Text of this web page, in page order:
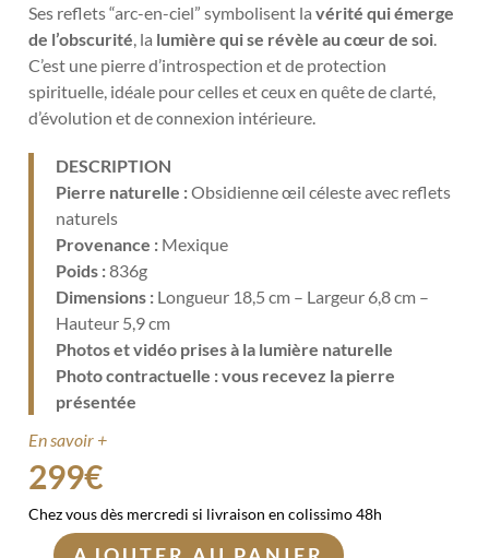
Ses reflets “arc-en-ciel” symbolisent lavérité qui émerge
de l’obscurité, la lumière qui se révèle au cœur de soi.
C’est une pierre d’introspection et de protection
spirituelle, idéale pour celles et ceux en quête de clarté,
d’évolution et de connexion intérieure.
DESCRIPTION
Pierre naturelle :Obsidienne œil céleste avec reflets
naturels
Provenance : Mexique
Poids :836g
Dimensions : Longueur 18,5 cm – Largeur 6,8 cm –
Hauteur 5,9 cm
Photos et vidéo prises à la lumière naturelle
Photo contractuelle : vous recevez la pierre
présentée
En savoir +
299€
Chez vous dès mercredi si livraison en colissimo 48h